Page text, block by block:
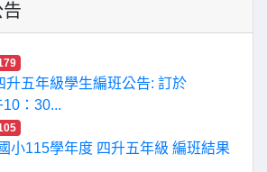
升五年級學生編班公告: 訂於
：30...
小115學年度 四升五年級 編班結果